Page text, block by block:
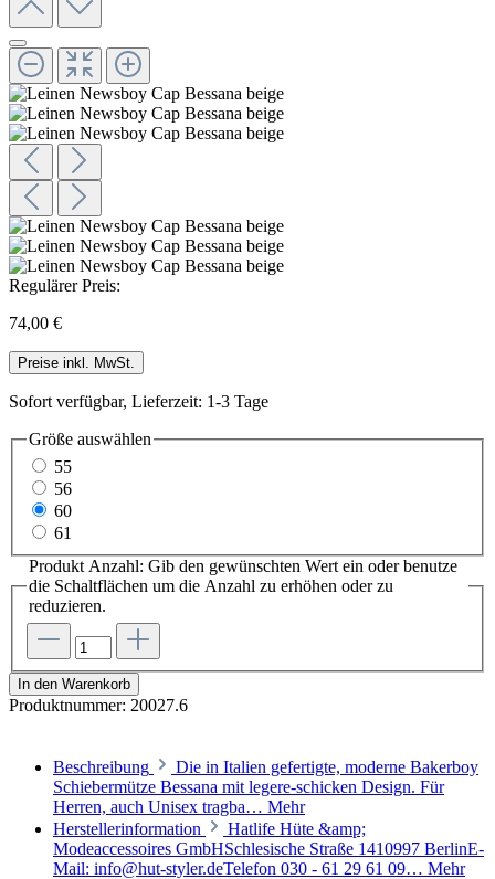
Regulärer Preis:
74,00 €
Preise inkl. MwSt.
Sofort verfügbar, Lieferzeit: 1-3 Tage
Größe auswählen
55
56
60
61
Produkt Anzahl: Gib den gewünschten Wert ein oder benutze
die Schaltflächen um die Anzahl zu erhöhen oder zu
reduzieren.
In den Warenkorb
Produktnummer: 20027.6
Beschreibung
Die in Italien gefertigte, moderne Bakerboy
Schiebermütze Bessana mit legere-schicken Design. Für
Herren, auch Unisex tragba… Mehr
Herstellerinformation
Hatlife Hüte &amp;
Modeaccessoires GmbHSchlesische Straße 1410997 BerlinE-
Mail: info@hut-styler.deTelefon 030 - 61 29 61 09… Mehr